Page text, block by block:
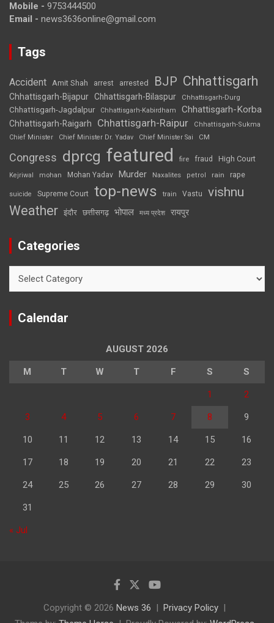
Mobile - 9753444500
Email - news3636online@gmail.com
Tags
Accident Amit Shah arrest arrested BJP Chhattisgarh
Chhattisgarh-Bijapur Chhattisgarh-Bilaspur Chhattisgarh-Durg
Chhattisgarh-Jagdalpur Chhattisgarh-Kabirdham Chhattisgarh-Korba
Chhattisgarh-Raigarh Chhattisgarh-Raipur
Chhattisgarh-Sukma
Chief Minister
Chief Minister Dr. Yadav Chief Minister Sai CM
Congress dprcg featured fire fraud High Court
Kejriwal mohan Mohan Yadav Murder Naxalites petrol rain rape
suicide Supreme Court top-news train Vastu vishnu
Weather इंदौर छत्तीसगढ़ भोपाल मध्य प्रदेश रायपुर
Categories
Calendar
AUGUST 2026
M T W T F S S
1 2
3 4 5 6 7 8 9
10 11 12 13 14 15 16
17 18 19 20 21 22 23
24 25 26 27 28 29 30
31
« Jul
Copyright © 2026 News 36
Privacy Policy